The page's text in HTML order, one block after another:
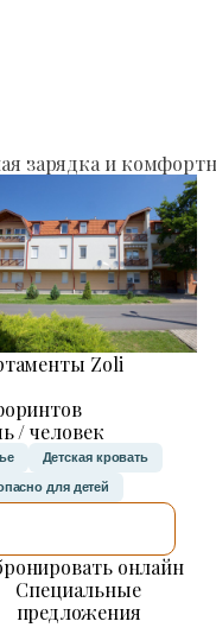
зарядка и
Zoli
/ человек
Детская кровать
для детей
онлайн
Специальные
предложения